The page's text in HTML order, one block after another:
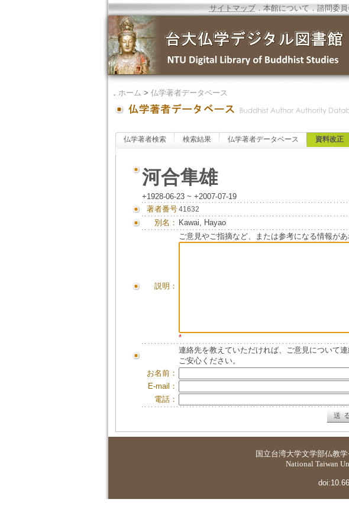
サイトマップ．本館について．諮問委員
． ホーム > 仏学著者データベース
仏学著者検索 検索結果 仏学著者データベース 資料改正
河合隼雄
+1928-06-23 ~ +2007-07-19
著者番号41632
別名： Kawai, Hayao
説明：
ご意見やご指摘など、または参考になる情報が
*
連絡先を教えていただければ、ご意見について
ご安心ください。
お名前：
E-mail：
電話：
国立台湾大学文学部仏教
National Taiwan